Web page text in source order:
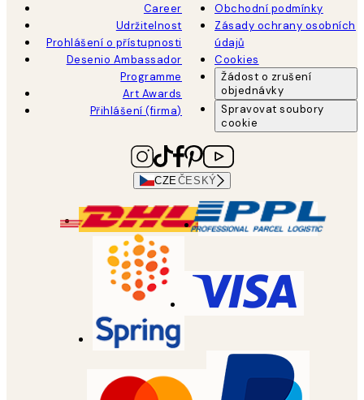
Career
Udržitelnost
Prohlášení o přístupnosti
Desenio Ambassador
Programme
Art Awards
Přihlášení (firma)
Obchodní podmínky
Zásady ochrany osobních
údajů
Cookies
Žádost o zrušení
objednávky
Spravovat soubory
cookie
CZE ČESKÝ